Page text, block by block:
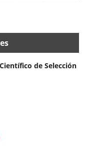
de Selección